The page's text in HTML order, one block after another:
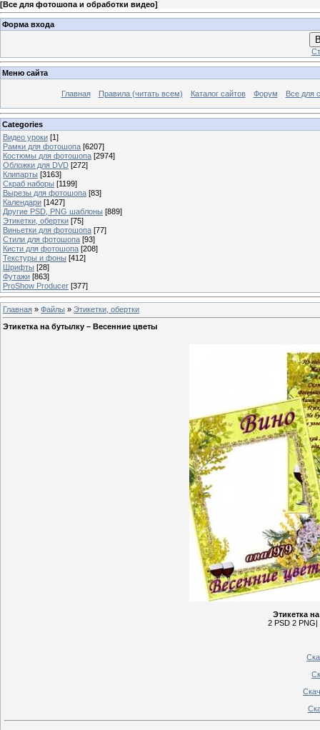
[Все для фотошопа и обработки видео]
Форма входа
Меню сайта
Главная Правила (читать всем) Каталог сайтов Форум Все для
Categories
Видео уроки [1]
Рамки для фотошопа [6207]
Костюмы для фотошопа [2974]
Обложки для DVD [272]
Клипарты [3163]
Скраб наборы [1199]
Вырезы для фотошопа [83]
Календари [1427]
Другие PSD, PNG шаблоны [889]
Этикетки, обертки [75]
Виньетки для фотошопа [77]
Стили для фотошопа [93]
Кисти для фотошопа [208]
Текстуры и фоны [412]
Шрифты [28]
Футажи [863]
ProShow Producer [377]
Главная » Файлы » Этикетки, обертки
Этикетка на бутылку – Весенние цветы
Этикетка
2 PSD 2